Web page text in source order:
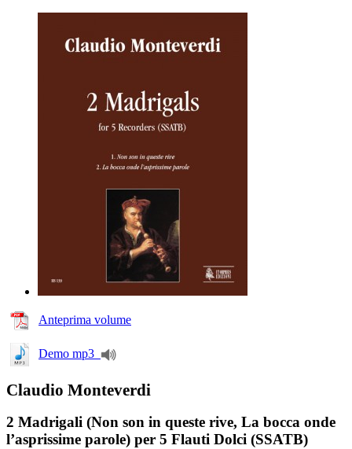
Anteprima volume
Demo mp3
Claudio Monteverdi
2 Madrigali (Non son in queste rive, La bocca onde
l’asprissime parole) per 5 Flauti Dolci (SSATB)